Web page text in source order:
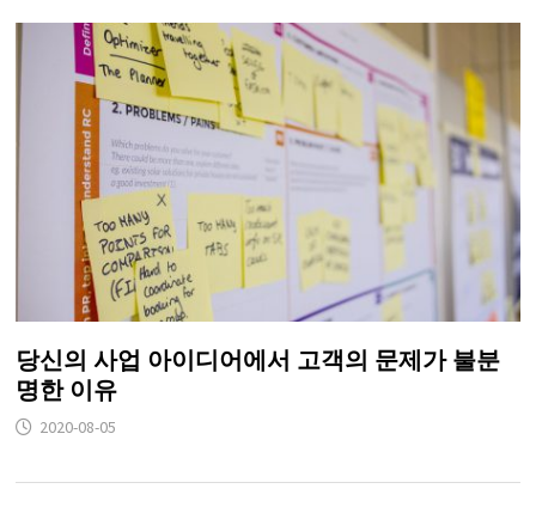
당신의 사업 아이디어에서 고객의 문제가 불분
명한 이유
2020-08-05